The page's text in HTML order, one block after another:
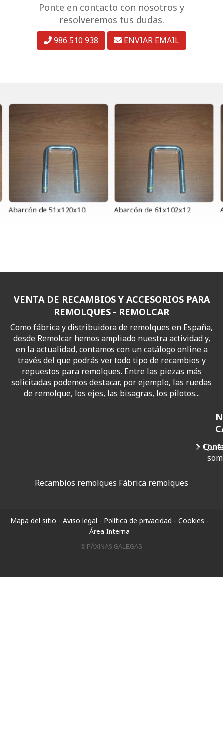
Ponte en contacto con nosotros y
resolveremos tus dudas.
986 510 938 ENVIAR EMAIL
Abarcón de 51x120x10 Abarcón de 61x102x12
VENTA DE RECAMBIOS Y ACCESORIOS PARA
REMOLQUES - REMOLCAR
Como fábrica y distribuidora de remolques en España,
desde Remolcar hemos ampliado nuestra actividad y,
en la actualidad, contamos con un catálogo online a
través del que podrás ver todo tipo de recambios y
repuestos para remolques. Entre las piezas más
solicitadas podemos destacar, por ejemplo, las ruedas
de remolque, los ejes, las bisagras, los pilotos...
Recambios remolques Fábrica remolques
Mapa del sitio - Aviso legal - Política de privacidad - Cookies -
Área Interna
© PÁXINAS GALEGAS